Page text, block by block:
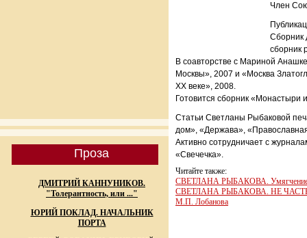
Проза
ДМИТРИЙ КАННУНИКОВ.
"Толерантность, или ..."
ЮРИЙ ПОКЛАД. НАЧАЛЬНИК
ПОРТА
Член
Сборник
сборник
В соавторстве с Мариной
Москвы», 2007 и «Москва
ХХ веке», 2008.
Готовится сборник
Статьи Светланы Рыбаковой
дом», «Держава»,
Активно сотрудничает с
«Свечечка».
Читайте также:
СВЕТЛАНА РЫБАКОВА. Умягчение
СВЕТЛАНА РЫБАКОВА. НЕ
М.П. Лобанова